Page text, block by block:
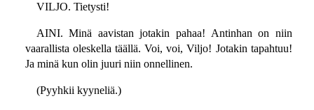
VILJO. Tietysti!
AINI. Minä aavistan jotakin pahaa! Antinhan on niin
vaarallista oleskella täällä. Voi, voi, Viljo! Jotakin tapahtuu!
Ja minä kun olin juuri niin onnellinen.
(Pyyhkii kyyneliä.)